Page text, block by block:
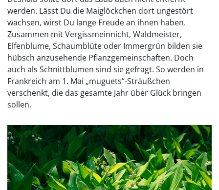
werden. Lässt Du die Maiglöckchen dort ungestört
wachsen, wirst Du lange Freude an ihnen haben.
Zusammen mit Vergissmeinnicht, Waldmeister,
Elfenblume, Schaumblüte oder Immergrün bilden sie
hübsch anzusehende Pflanzgemeinschaften. Doch
auch als Schnittblumen sind sie gefragt. So werden in
Frankreich am 1. Mai „muguets“-Sträußchen
verschenkt, die das gesamte Jahr über Glück bringen
sollen.